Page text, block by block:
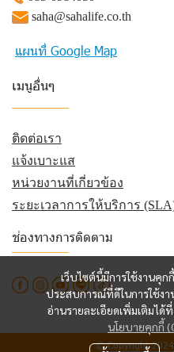
เว็บไซต์นี้มีการใช้งานคุ
ประสบการณ์ที่ดีในการใช้ง
อ่านรายละเอียดเพิ่มเติมได้ที่
นโยบายคุกกี้
saha@sahalife.co.th
แผนที่ Google Map
เมนูอื่นๆ
ติดต่อเรา
แจ้งเบาะแส
หน่วยงานที่เกี่ยวข้อง
ระยะเวลาการให้บริการ
ช่องทางการติดตาม
© Copyright